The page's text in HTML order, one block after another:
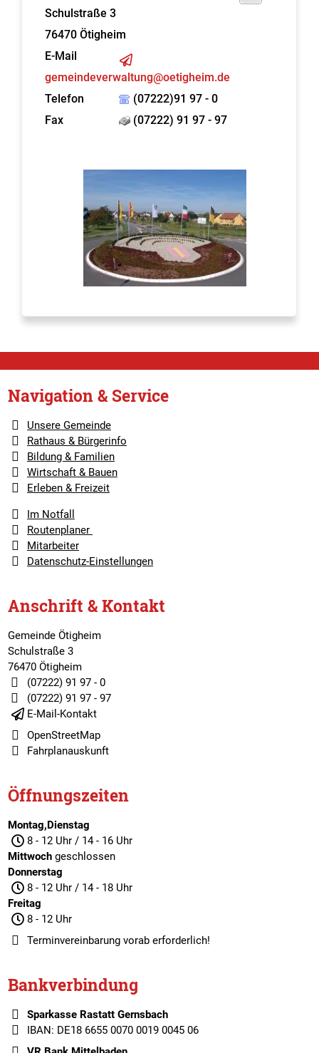
Schulstraße 3
76470 Ötigheim
E-Mail
gemeindeverwaltung@oetigheim.de
Telefon
(07222)91 97 - 0
Fax
(07222) 91 97 - 97
Navigation & Service
Unsere Gemeinde
Rathaus & Bürgerinfo
Bildung & Familien
Wirtschaft & Bauen
Erleben & Freizeit
Im Notfall
Routenplaner
Mitarbeiter
Datenschutz-Einstellungen
Anschrift & Kontakt
Gemeinde Ötigheim
Schulstraße 3
76470 Ötigheim
(07222) 91 97 - 0
(07222) 91 97 - 97
E-Mail-Kontakt
OpenStreetMap
Fahrplanauskunft
Öffnungszeiten
Montag,Dienstag
8 - 12 Uhr / 14 - 16 Uhr
Mittwochgeschlossen
Donnerstag
8 - 12 Uhr / 14 - 18 Uhr
Freitag
8 - 12 Uhr
Terminvereinbarungvorab erforderlich!
Bankverbindung
Sparkasse Rastatt Gernsbach
IBAN: DE18 6655 0070 0019 0045 06